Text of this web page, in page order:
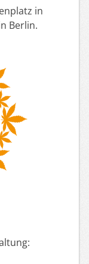
in
Berlin.